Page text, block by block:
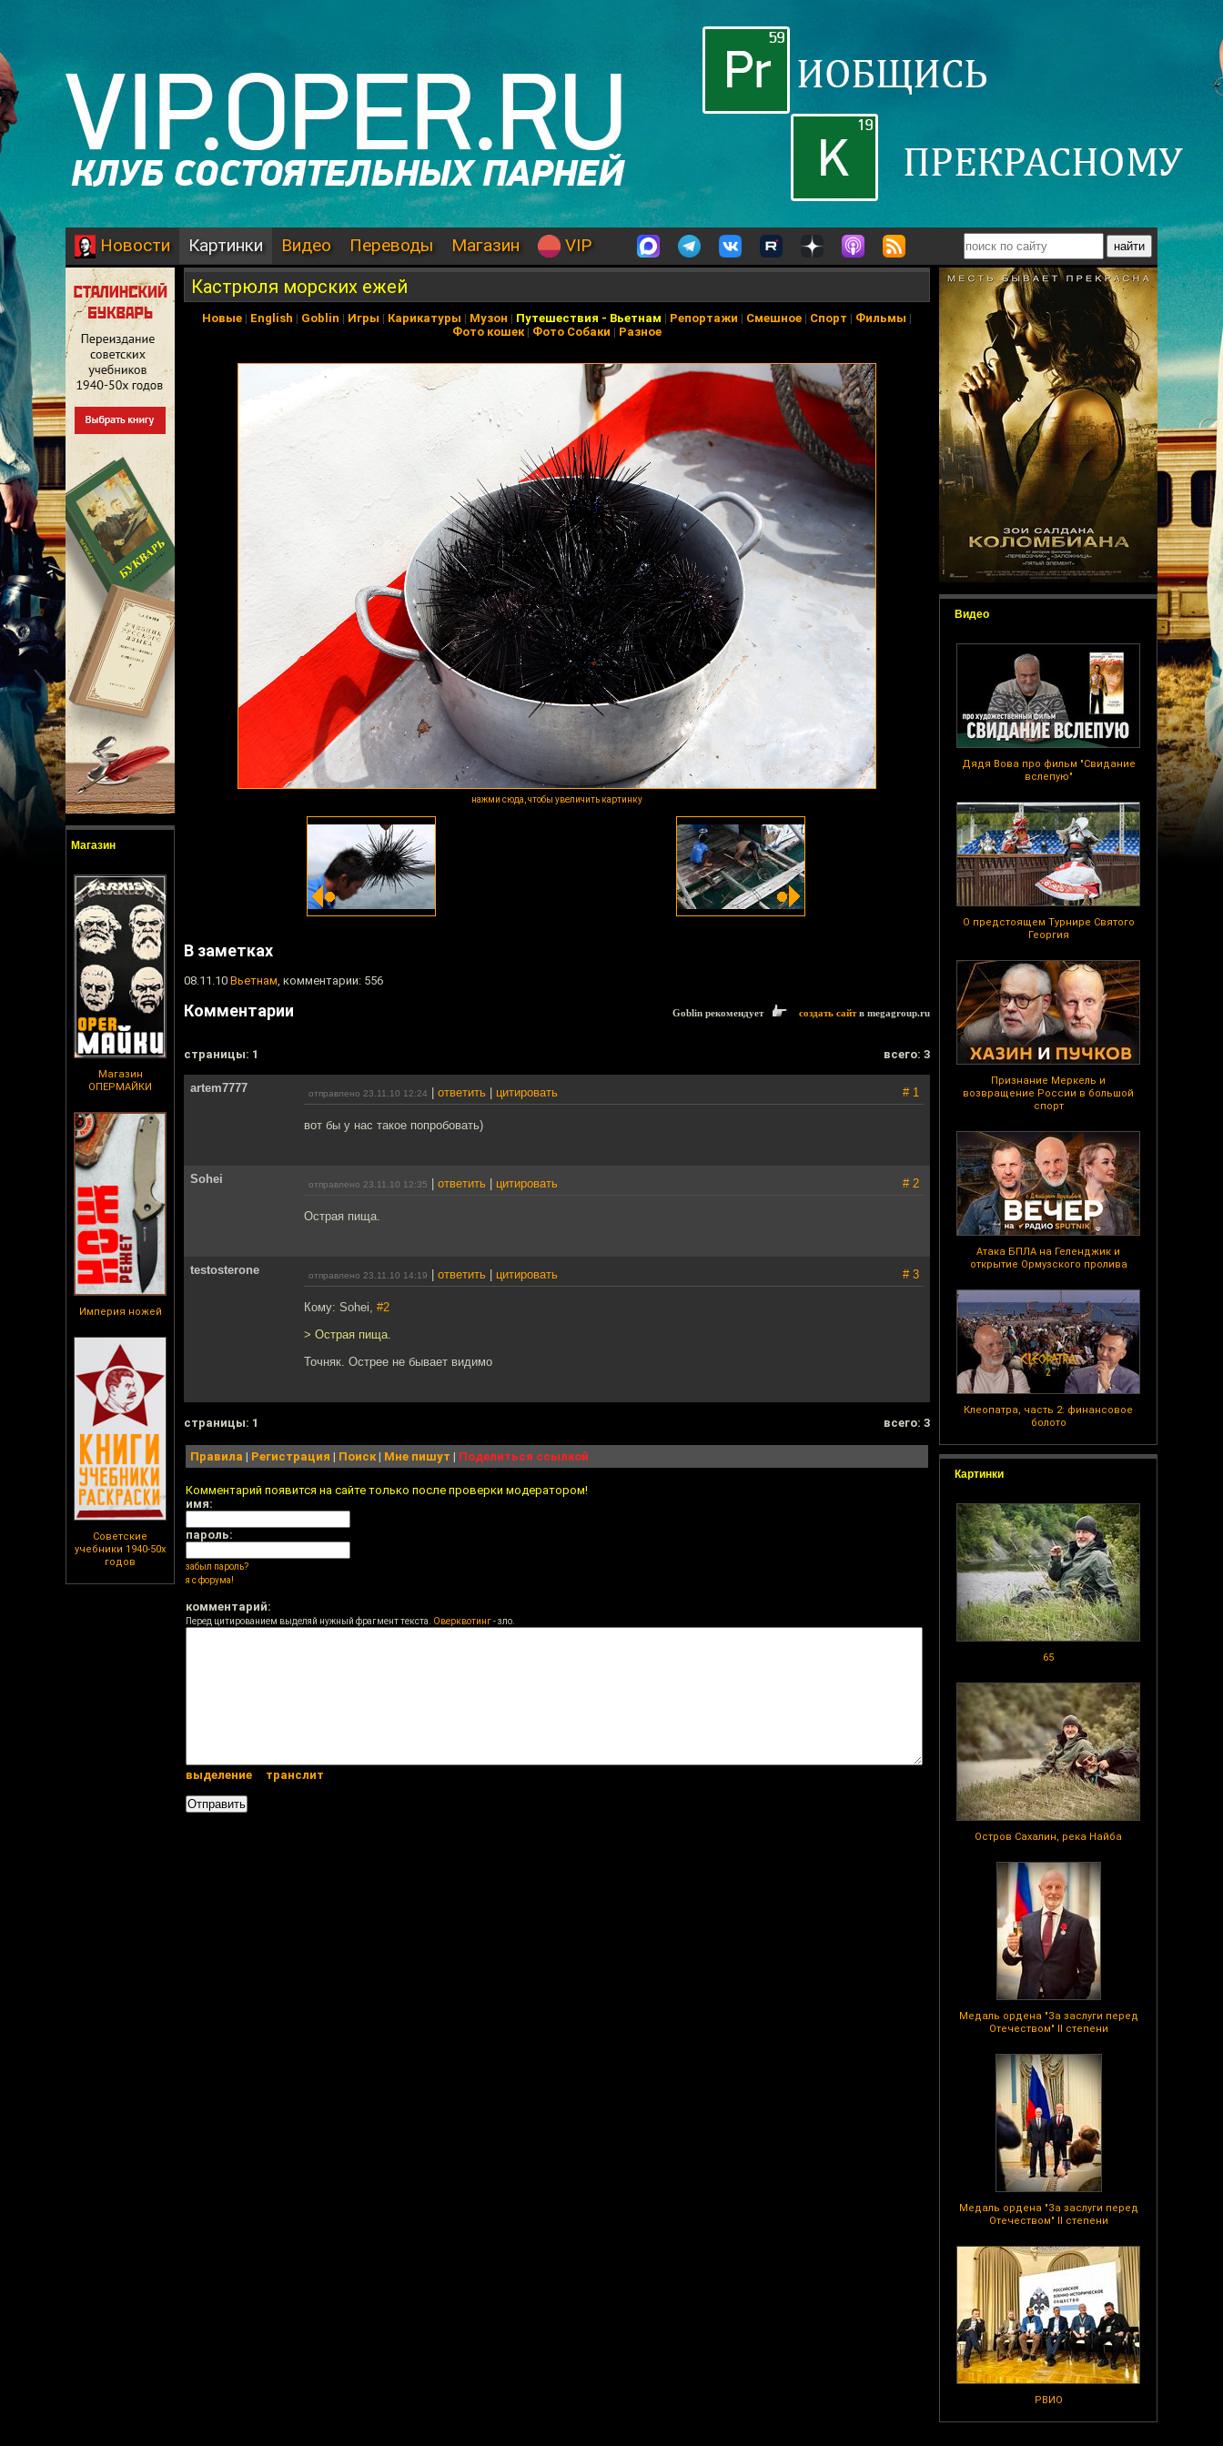
Новости Картинки Видео Переводы Магазин VIP
Магазин
Магазин
ОПЕРМАЙКИ
Империя ножей
Советские
учебники 1940-50х
годов
Видео
Дядя Вова про фильм "Свидание
вслепую"
О предстоящем Турнире Святого
Георгия
Признание Меркель и
возвращение России в большой
спорт
Атака БПЛА на Геленджик и
открытие Ормузского пролива
Клеопатра, часть 2: финансовое
болото
Картинки
65
Остров Сахалин, река Найба
Медаль ордена "За заслуги перед
Отечеством" II степени
Медаль ордена "За заслуги перед
Отечеством" II степени
РВИО
Кастрюля морских ежей
Новые | English | Goblin | Игры | Карикатуры | Музон | Путешествия - Вьетнам | Репортажи | Смешное | Спорт | Фильмы |
Фото кошек| Фото Собаки | Разное
нажми сюда, чтобы увеличить картинку
В заметках
08.11.10 Вьетнам, комментарии: 556
Комментарии Goblin рекомендует создать сайтв megagroup.ru
cтраницы: 1 всего: 3
artem7777 отправлено 23.11.10 12:24 ответить цитировать # 1
вот бы у нас такое попробовать)
Sohei отправлено 23.11.10 12:35 ответить цитировать # 2
Острая пища.
testosterone отправлено 23.11.10 14:19 ответить цитировать # 3
Кому: Sohei, #2
> Острая пища.
Точняк. Острее не бывает видимо
cтраницы: 1 всего: 3
Правила | Регистрация | Поиск| Мне пишут | Поделиться ссылкой
Комментарий появится на сайте только после проверки модератором!
имя:
пароль:
забыл пароль?
я с форума!
комментарий:
Перед цитированием выделяй нужный фрагмент текста. Оверквотинг- зло.
выделение транслит